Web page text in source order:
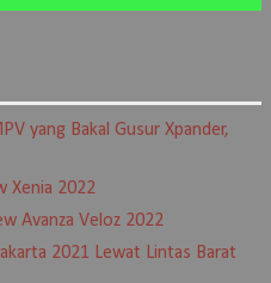
yang Bakal Gusur Xpander,
Xenia 2022
Avanza Veloz 2022
2021 Lewat Lintas Barat